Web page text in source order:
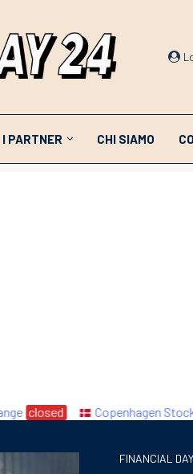
I PARTNER CHI SIAMO
closed Copenhagen Stock
FINANCIAL